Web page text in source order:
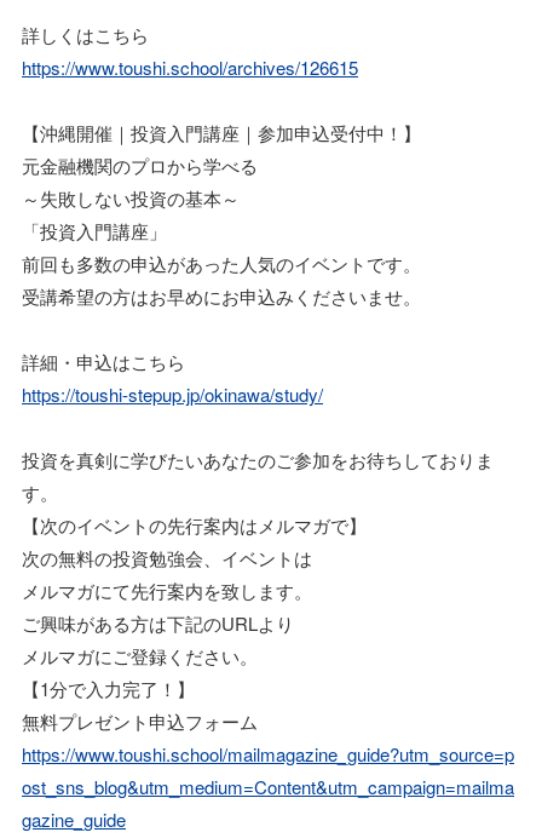
詳しくはこちら
https://www.toushi.school/archives/126615
【沖縄開催｜投資入門講座｜参加申込受付中！】
元金融機関のプロから学べる
～失敗しない投資の基本～
「投資入門講座」
前回も多数の申込があった人気のイベントです。
受講希望の方はお早めにお申込みくださいませ。
詳細・申込はこちら
https://toushi-stepup.jp/okinawa/study/
投資を真剣に学びたいあなたのご参加をお待ちしておりま
す。
【次のイベントの先行案内はメルマガで】
次の無料の投資勉強会、イベントは
メルマガにて先行案内を致します。
ご興味がある方は下記のURLより
メルマガにご登録ください。
【1分で入力完了！】
無料プレゼント申込フォーム
https://www.toushi.school/mailmagazine_guide?utm_source=p
ost_sns_blog&utm_medium=Content&utm_campaign=mailma
gazine_guide